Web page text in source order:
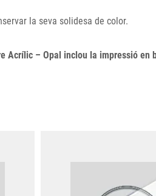
la seva solidesa de color.
Acrílic – Opal inclou la impressió en